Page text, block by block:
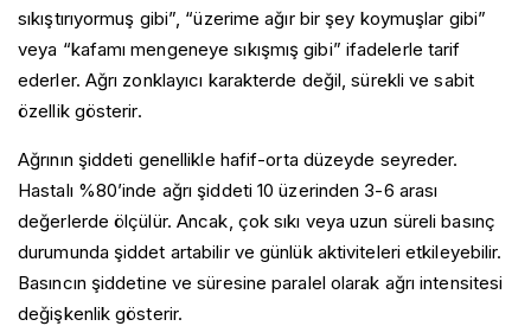
sıkıştırıyormuş gibi”, “üzerime ağır bir şey koymuşlar gibi”
veya “kafamı mengeneye sıkışmış gibi” ifadelerle tarif
ederler. Ağrı zonklayıcı karakterde değil, sürekli ve sabit
özellik gösterir.
Ağrının şiddeti genellikle hafif-orta düzeyde seyreder.
Hastalı %80’inde ağrı şiddeti 10 üzerinden 3-6 arası
değerlerde ölçülür. Ancak, çok sıkı veya uzun süreli basınç
durumunda şiddet artabilir ve günlük aktiviteleri etkileyebilir.
Basıncın şiddetine ve süresine paralel olarak ağrı intensitesi
değişkenlik gösterir.